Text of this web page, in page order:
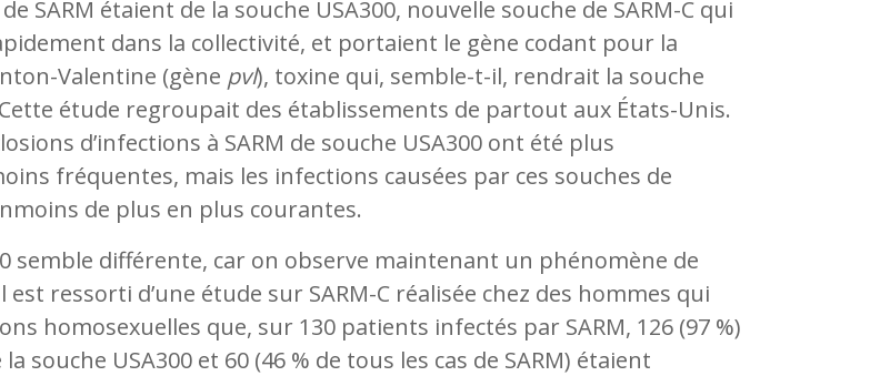
SARM étaient de la souche USA300, nouvelle souche de SARM-C qui
dans la collectivité, et portaient le gène codant pour la
Valentine (gène pvl), toxine qui, semble-t-il, rendrait la souche
étude regroupait des établissements de partout aux États-Unis.
d’infections à SARM de souche USA300 ont été plus
fréquentes, mais les infections causées par ces souches de
de plus en plus courantes.
semble différente, car on observe maintenant un phénomène de
ressorti d’une étude sur SARM-C réalisée chez des hommes qui
homosexuelles que, sur 130 patients infectés par SARM, 126 (97 %)
souche USA300 et 60 (46 % de tous les cas de SARM) étaient